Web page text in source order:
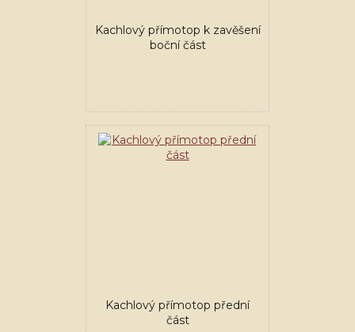
Kachlový přímotop k zavěšení
boční část
Kachlový přímotop přední
část